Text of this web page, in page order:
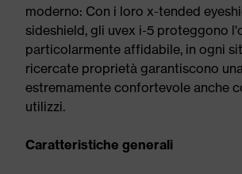
moderno: Con i loro x-tended
sideshield, gli uvex i-5 proteggono
particolarmente affidabile, in ogni
ricercate proprietà garantiscono
estremamente confortevole anche
utilizzi.
Caratteristiche generali